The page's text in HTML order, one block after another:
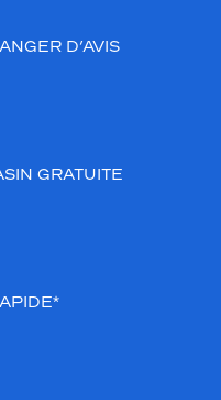
D’AVIS
GRATUITE